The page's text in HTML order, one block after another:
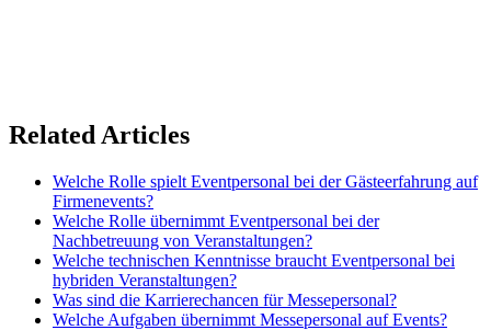
Related Articles
Welche Rolle spielt Eventpersonal bei der Gästeerfahrung auf
Firmenevents?
Welche Rolle übernimmt Eventpersonal bei der
Nachbetreuung von Veranstaltungen?
Welche technischen Kenntnisse braucht Eventpersonal bei
hybriden Veranstaltungen?
Was sind die Karrierechancen für Messepersonal?
Welche Aufgaben übernimmt Messepersonal auf Events?